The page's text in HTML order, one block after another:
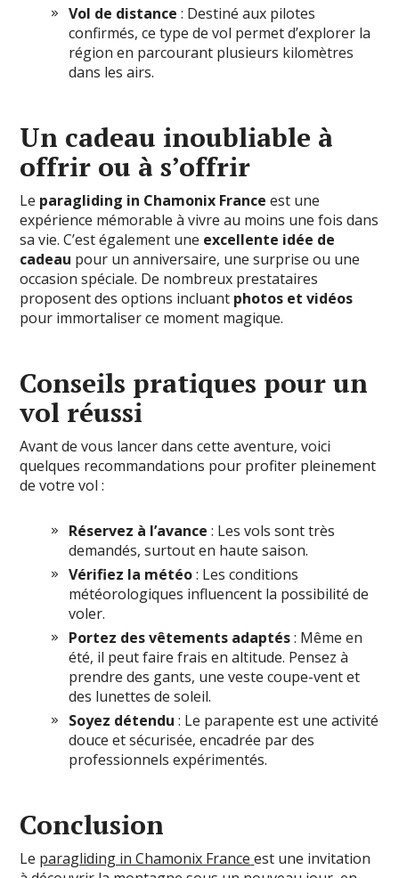
Vol de distance : Destiné aux pilotes
confirmés, ce type de vol permet d’explorer la
région en parcourant plusieurs kilomètres
dans les airs.
Un cadeau inoubliable à
offrir ou à s’offrir
Le paragliding in Chamonix France est une
expérience mémorable à vivre au moins une fois dans
sa vie. C’est également une excellente idée de
cadeau pour un anniversaire, une surprise ou une
occasion spéciale. De nombreux prestataires
proposent des options incluant photos et vidéos
pour immortaliser ce moment magique.
Conseils pratiques pour un
vol réussi
Avant de vous lancer dans cette aventure, voici
quelques recommandations pour profiter pleinement
de votre vol :
Réservez à l’avance : Les vols sont très
demandés, surtout en haute saison.
Vérifiez la météo: Les conditions
météorologiques influencent la possibilité de
voler.
Portez des vêtements adaptés: Même en
été, il peut faire frais en altitude. Pensez à
prendre des gants, une veste coupe-vent et
des lunettes de soleil.
Soyez détendu : Le parapente est une activité
douce et sécurisée, encadrée par des
professionnels expérimentés.
Conclusion
Le paragliding in Chamonix France est une invitation